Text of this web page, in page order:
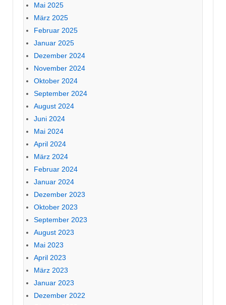
Mai 2025
März 2025
Februar 2025
Januar 2025
Dezember 2024
November 2024
Oktober 2024
September 2024
August 2024
Juni 2024
Mai 2024
April 2024
März 2024
Februar 2024
Januar 2024
Dezember 2023
Oktober 2023
September 2023
August 2023
Mai 2023
April 2023
März 2023
Januar 2023
Dezember 2022